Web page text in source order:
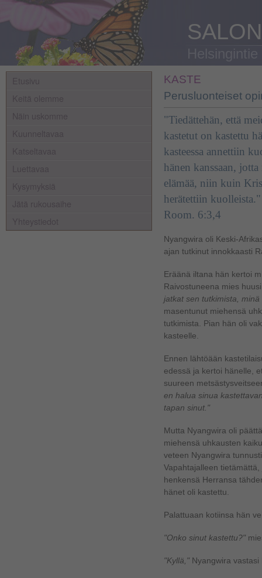
KASTE
Perusluonteiset
"Tiedättehän, että
kastetut on kastettu
kasteessa annettiin
hänen kanssaan,
elämää, niin kuin
herätettiin kuolleista."
Room. 6:3,4
Nyangwira oli Keski-
ajan tutkinut innokkaasti
Eräänä iltana hän kertoi
Raivostuneena mies
jatkat sen tutkimista,
masentunut miehensä
tutkimista. Pian hän oli
kasteelle.
Ennen lähtöään
edessä ja kertoi hänelle,
suureen
en halua sinua
tapan sinut."
Mutta Nyangwira oli
miehensä uhkausten
veteen Nyangwira
Vapahtajalleen
henkensä Herransa
hänet oli kastettu.
Palattuaan kotiinsa hän
"Onko sinut kastettu?"
"Kyllä," Nyangwira vastasi